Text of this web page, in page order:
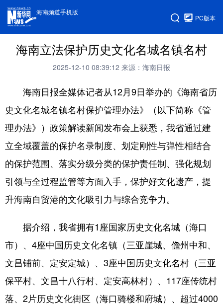
海南频道手机版
PC版本
海南立法保护历史文化名城名镇名村
2025-12-10 08:39:12 来源：海南日报
海南日报全媒体记者从12月9日举办的《海南省历
史文化名城名镇名村保护管理办法》（以下简称《管
理办法》）政策解读新闻发布会上获悉，我省通过建
立全域覆盖的保护名录制度、划定刚性与弹性相结合
的保护范围、落实分级分类的保护责任制、强化规划
引领与全过程监管等方面入手，保护好文化遗产，提
升海南自贸港的文化吸引力与综合竞争力。
据介绍，我省拥有1座国家历史文化名城（海口
市）、4座中国历史文化名镇（三亚崖城、儋州中和、
文昌铺前、定安定城）、3座中国历史文化名村（三亚
保平村、文昌十八行村、定安高林村）、117座传统村
落、2片历史文化街区（海口骑楼和府城）、超过4000